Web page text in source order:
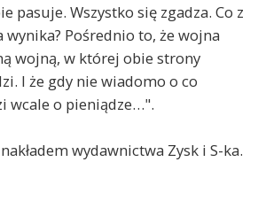
pasuje. Wszystko się zgadza. Co z
Pośrednio to, że wojna
wojną, w której obie strony
I że gdy nie wiadomo o co
wcale o pieniądze…".
wydawnictwa Zysk i S-ka.